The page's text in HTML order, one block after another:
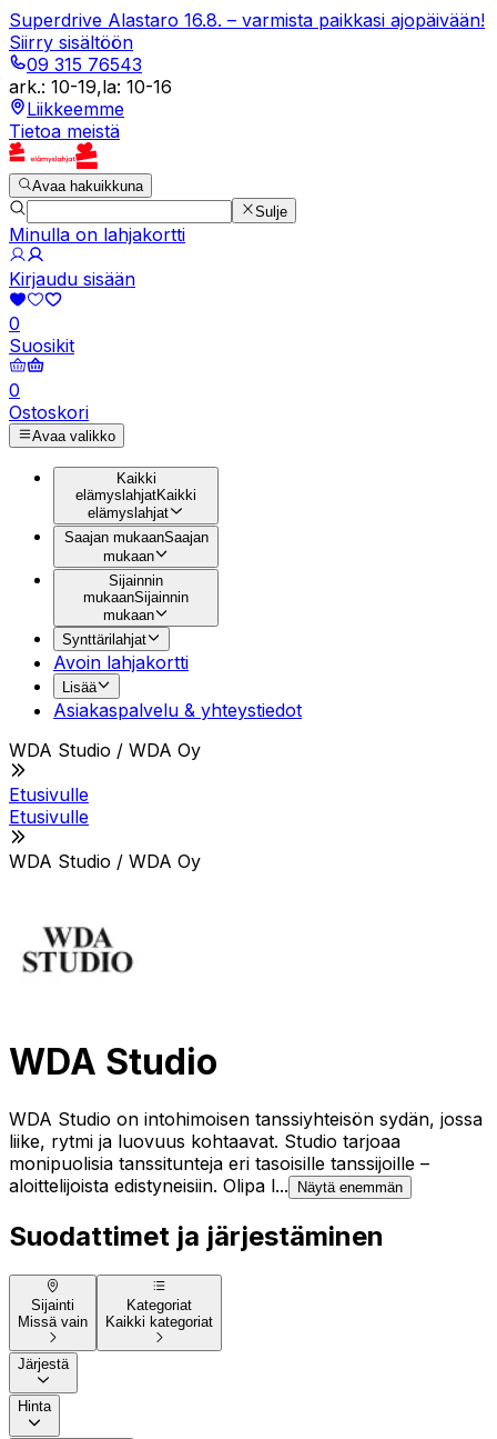
Superdrive Alastaro 16.8. – varmista paikkasi ajopäivään!
Siirry sisältöön
09 315 76543
ark.: 10-19,la: 10-16
Liikkeemme
Tietoa meistä
Avaa hakuikkuna
Sulje
Minulla on lahjakortti
Kirjaudu sisään
0
Suosikit
0
Ostoskori
Avaa valikko
Kaikki
elämyslahjatKaikki
elämyslahjat
Saajan mukaanSaajan
mukaan
Sijainnin
mukaanSijainnin
mukaan
Synttärilahjat
Avoin lahjakortti
Lisää
Asiakaspalvelu & yhteystiedot
WDA Studio / WDA Oy
Etusivulle
Etusivulle
WDA Studio / WDA Oy
WDA Studio
WDA Studio on intohimoisen tanssiyhteisön sydän, jossa
liike, rytmi ja luovuus kohtaavat. Studio tarjoaa
monipuolisia tanssitunteja eri tasoisille tanssijoille –
aloittelijoista edistyneisiin. Olipa l...
Näytä enemmän
Suodattimet ja järjestäminen
Sijainti
Missä vain
Kategoriat
Kaikki kategoriat
Järjestä
Hinta